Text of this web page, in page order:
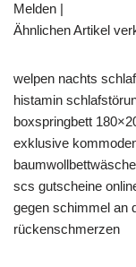
Melden |
Ähnlichen Artikel
welpen nachts
histamin
boxspringbett
exklusive
scs gutscheine
gegen schimmel an
rückenschmerzen